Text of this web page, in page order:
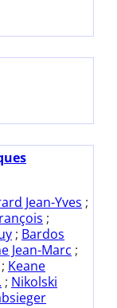
Jean-Yves ;
;
; Bardos
Jean-Marc ;
; Keane
; Nikolski